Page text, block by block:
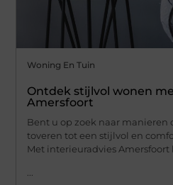
Woning En Tuin
Ontdek stijlvol wonen
Amersfoort
Bent u op zoek naar manieren
toveren tot een stijlvol en
Met interieuradvies Amersfoort